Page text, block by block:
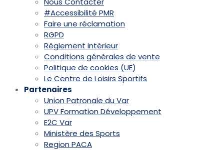
#Accessibilité PMR
Faire une réclamation
RGPD
Règlement intérieur
Conditions générales de vente
Politique de cookies (UE)
Le Centre de Loisirs Sportifs
Partenaires
Union Patronale du Var
UPV Formation Développement
E2C Var
Ministère des Sports
Region PACA